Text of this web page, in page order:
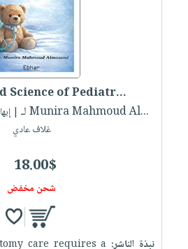
Science of Pediatr...
لـ Munira Mahmoud Al...
|
غلاف عادي
18.00$
شحن مخفض
نبذة الناشر: care requires a